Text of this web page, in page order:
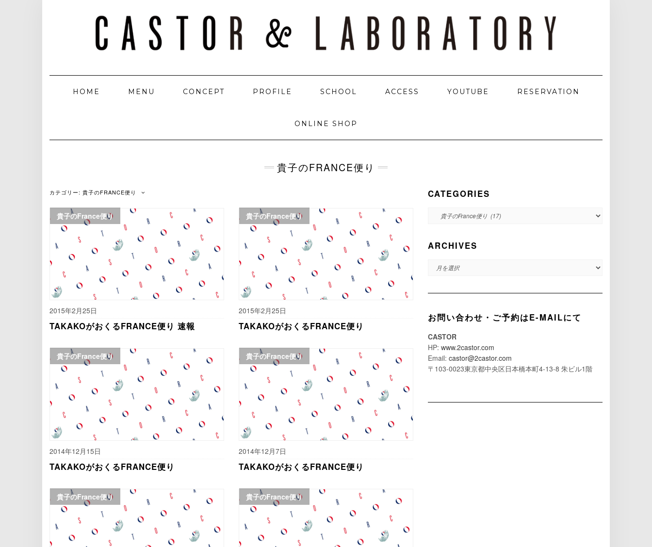
HOME MENU CONCEPT PROFILE SCHOOL ACCESS YOUTUBE RESERVATION
ONLINE SHOP
貴子のFRANCE便り
カテゴリー: 貴子のFRANCE便り
2015年2月25日
貴子のFrance便り
TAKAKOがおくるFRANCE便り 速報
2015年2月25日
貴子のFrance便り
TAKAKOがおくるFRANCE便り
2014年12月15日
貴子のFrance便り
TAKAKOがおくるFRANCE便り
2014年12月7日
貴子のFrance便り
TAKAKOがおくるFRANCE便り
貴子のFrance便り 貴子のFrance便り
CATEGORIES
CATEGORIES
ARCHIVES
ARCHIVES
お問い合わせ・ご予約はE-MAILにて
CASTOR
HP: www.2castor.com
Email: castor@2castor.com
〒103-0023東京都中央区日本橋本町4-13-8 朱ビル1階